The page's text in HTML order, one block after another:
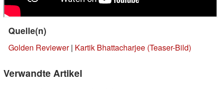
Quelle(n)
Golden Reviewer| Kartik Bhattacharjee (Teaser-Bild)
Verwandte Artikel